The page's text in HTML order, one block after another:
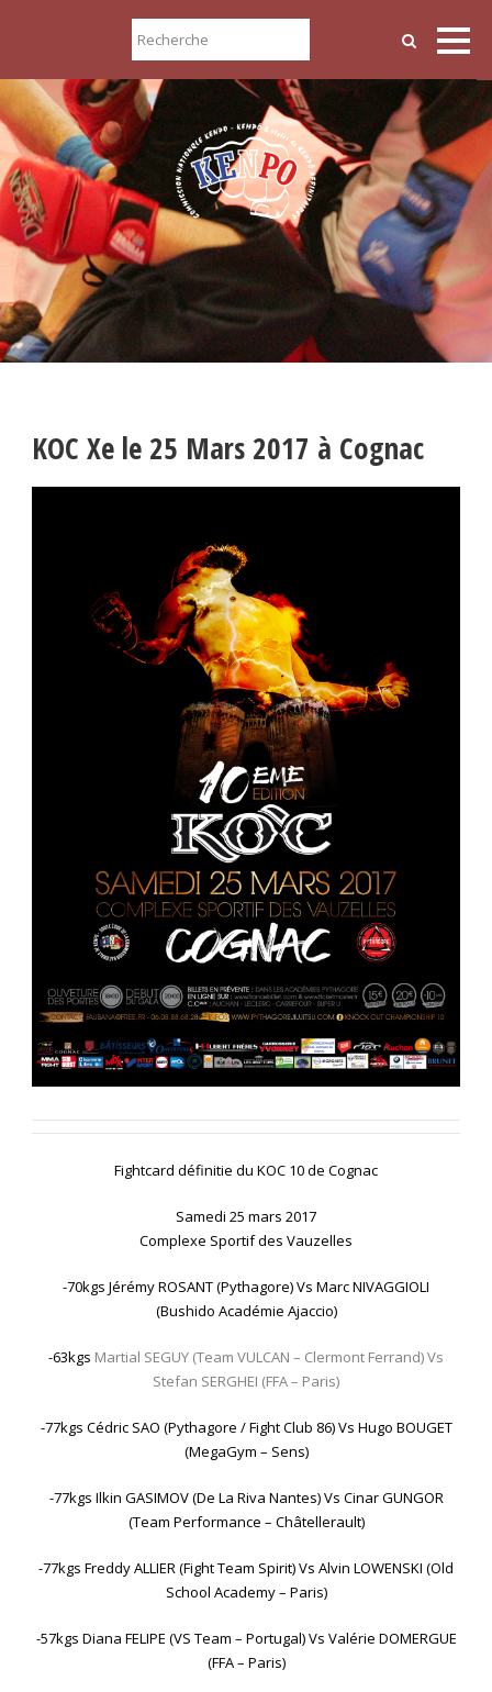
KOC Xe le 25 Mars 2017 à Cognac
Fightcard définitie du KOC 10 de Cognac
Samedi 25 mars 2017
Complexe Sportif des Vauzelles
-70kgs Jérémy ROSANT (Pythagore) Vs Marc NIVAGGIOLI
(Bushido Académie Ajaccio)
-63kgs Martial SEGUY (Team VULCAN – Clermont Ferrand) Vs
Stefan SERGHEI (FFA – Paris)
-77kgs Cédric SAO (Pythagore / Fight Club 86) Vs Hugo BOUGET
(MegaGym – Sens)
-77kgs Ilkin GASIMOV (De La Riva Nantes) Vs Cinar GUNGOR
(Team Performance – Châtellerault)
-77kgs Freddy ALLIER (Fight Team Spirit) Vs Alvin LOWENSKI (Old
School Academy – Paris)
-57kgs Diana FELIPE (VS Team – Portugal) Vs Valérie DOMERGUE
(FFA – Paris)